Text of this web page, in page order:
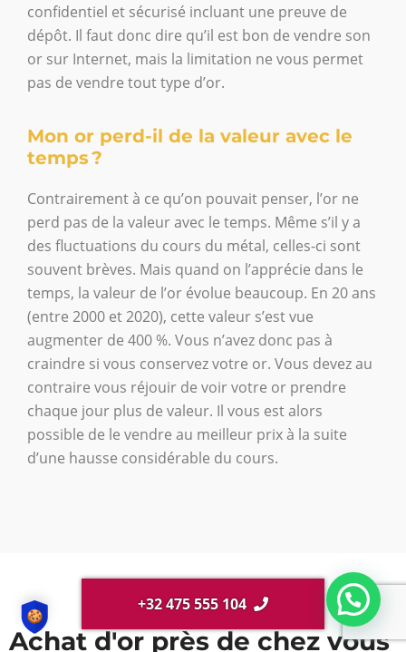
confidentiel et sécurisé incluant une preuve de
dépôt. Il faut donc dire qu’il est bon de vendre son
or sur Internet, mais la limitation ne vous permet
pas de vendre tout type d’or.
Mon or perd-il de la valeur avec le
temps ?
Contrairement à ce qu’on pouvait penser, l’or ne
perd pas de la valeur avec le temps. Même s’il y a
des fluctuations du cours du métal, celles-ci sont
souvent brèves. Mais quand on l’apprécie dans le
temps, la valeur de l’or évolue beaucoup. En 20 ans
(entre 2000 et 2020), cette valeur s’est vue
augmenter de 400 %. Vous n’avez donc pas à
craindre si vous conservez votre or. Vous devez au
contraire vous réjouir de voir votre or prendre
chaque jour plus de valeur. Il vous est alors
possible de le vendre au meilleur prix à la suite
d’une hausse considérable du cours.
Achat d'or près de chez vous
+32 475 555 104